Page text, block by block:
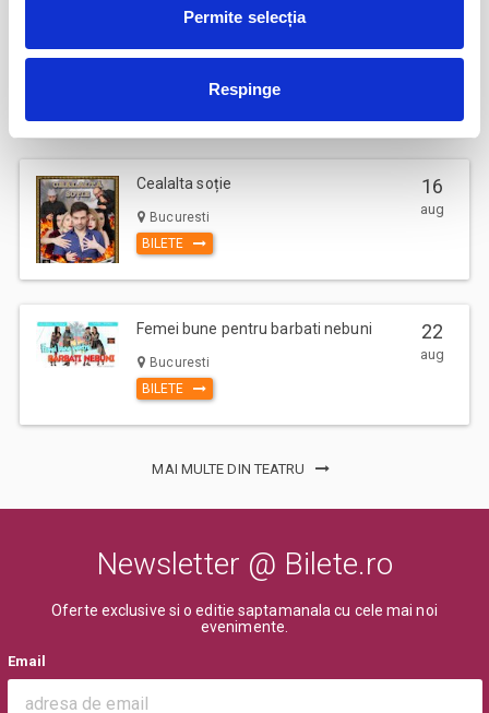
Permite selecția
Respinge
Cealalta soție
Bucuresti
BILETE
16
aug
Femei bune pentru barbati nebuni
Bucuresti
BILETE
22
aug
MAI MULTE DIN TEATRU
Newsletter @ Bilete.ro
Oferte exclusive si o editie saptamanala cu cele mai noi
evenimente.
Email